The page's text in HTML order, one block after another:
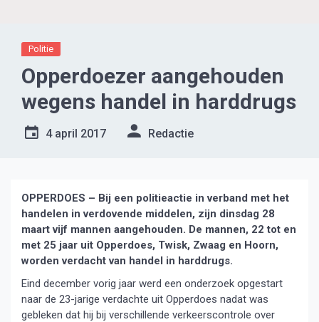
Politie
Opperdoezer aangehouden
wegens handel in harddrugs
4 april 2017 Redactie
OPPERDOES – Bij een politieactie in verband met het
handelen in verdovende middelen, zijn dinsdag 28
maart vijf mannen aangehouden. De mannen, 22 tot en
met 25 jaar uit Opperdoes, Twisk, Zwaag en Hoorn,
worden verdacht van handel in harddrugs.
Eind december vorig jaar werd een onderzoek opgestart
naar de 23-jarige verdachte uit Opperdoes nadat was
gebleken dat hij bij verschillende verkeerscontrole over